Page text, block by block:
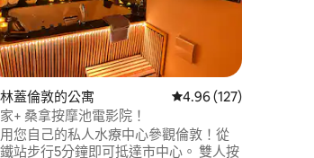
得 4.72 的平均評分（滿分 5 分）
蓋倫敦的公寓 從 127 則評價中獲得
4.96 (127)
+ 桑拿按摩池電影院！
您自己的私人水療中心參觀倫敦！從
站步行5分鐘即可抵達市中心。 雙人按